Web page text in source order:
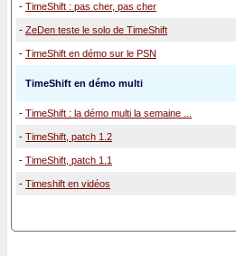
- TimeShift : pas cher, pas cher
- ZeDen teste le solo de TimeShift
- TimeShift en démo sur le PSN
TimeShift en démo multi
- TimeShift : la démo multi la semaine ...
- TimeShift, patch 1.2
- TimeShift, patch 1.1
- Timeshift en vidéos